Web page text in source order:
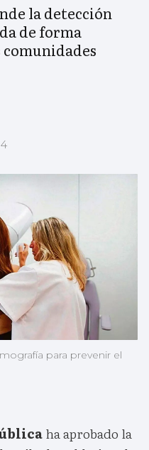
la detección
de forma
para prevenir el
ha aprobado la